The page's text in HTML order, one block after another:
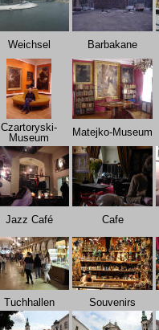
Weichsel Barbakane
Czartoryski-
Museum
Matejko-Museum
Jazz Café Cafe
Tuchhallen Souvenirs